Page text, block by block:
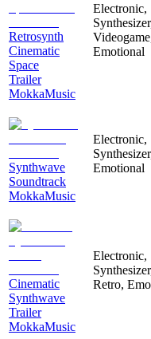
Retrosynth
Cinematic
Space
Trailer
MokkaMusic
Electronic,
Emotional
Synthwave
Soundtrack
MokkaMusic
Electronic,
Emotional
Cinematic
Synthwave
Trailer
MokkaMusic
Electronic,
Retro,